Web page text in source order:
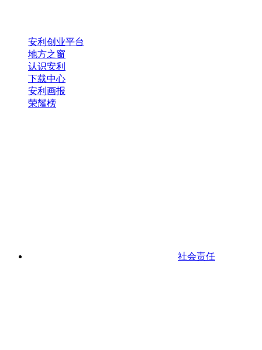
安利创业平台
地方之窗
认识安利
下载中心
安利画报
荣耀榜
社会责任